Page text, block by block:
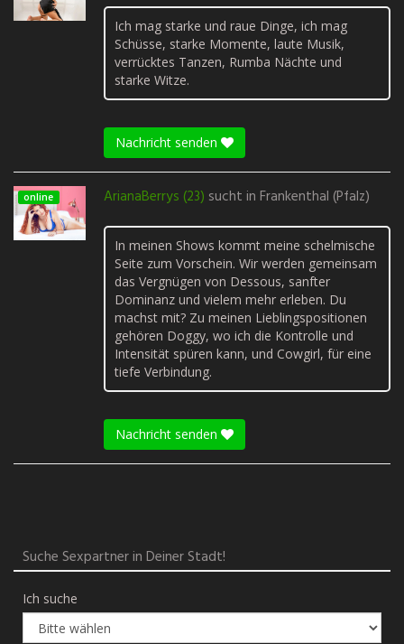
Ich mag starke und raue Dinge, ich mag
Schüsse, starke Momente, laute Musik,
verrücktes Tanzen, Rumba Nächte und
starke Witze.
Nachricht senden
online ArianaBerrys (23) sucht in Frankenthal (Pfalz)
In meinen Shows kommt meine schelmische
Seite zum Vorschein. Wir werden gemeinsam
das Vergnügen von Dessous, sanfter
Dominanz und vielem mehr erleben. Du
machst mit? Zu meinen Lieblingspositionen
gehören Doggy, wo ich die Kontrolle und
Intensität spüren kann, und Cowgirl, für eine
tiefe Verbindung.
Nachricht senden
Suche Sexpartner in Deiner Stadt!
Ich suche